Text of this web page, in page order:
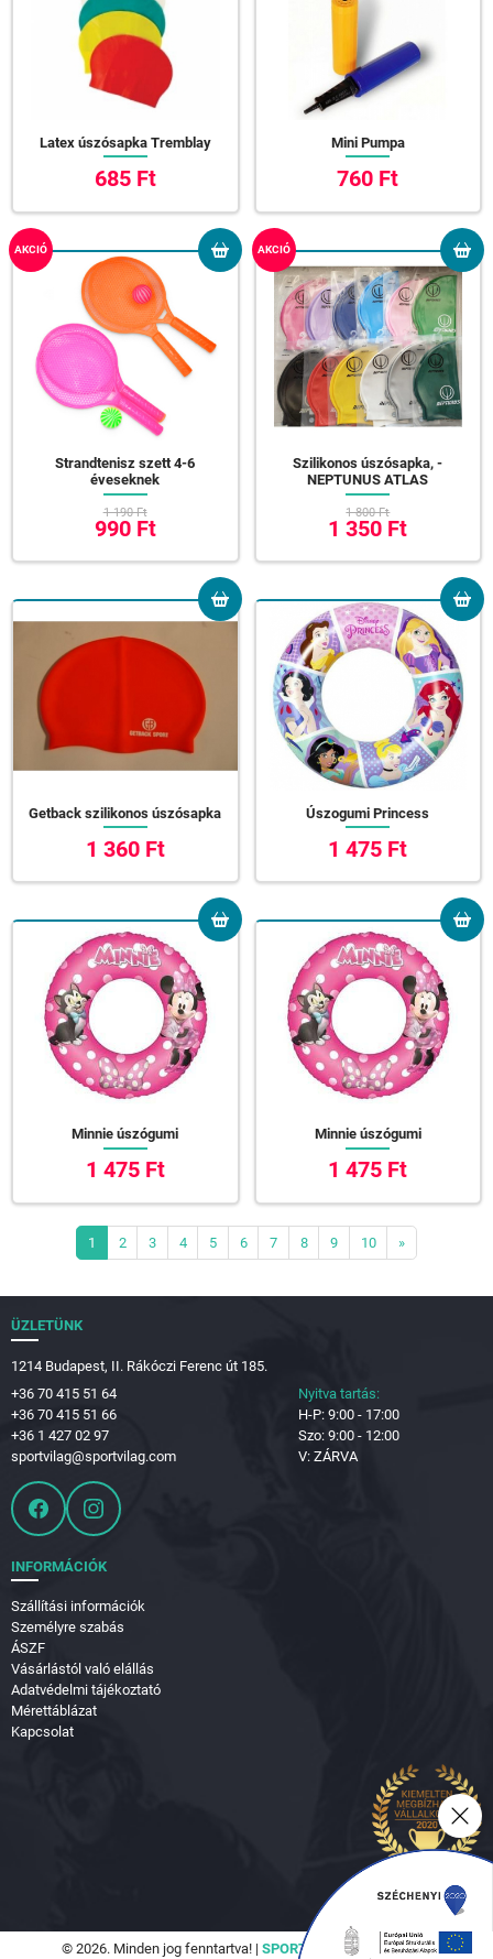
Latex úszósapka Tremblay
685 Ft
Mini Pumpa
760 Ft
AKCIÓ
Strandtenisz szett 4-6
éveseknek
1 190 Ft
990 Ft
AKCIÓ
Szilikonos úszósapka, -
NEPTUNUS ATLAS
1 800 Ft
1 350 Ft
Getback szilikonos úszósapka
1 360 Ft
Úszogumi Princess
1 475 Ft
Minnie úszógumi
1 475 Ft
Minnie úszógumi
1 475 Ft
1 2 3 4 5 6 7 8 9 10 »
ÜZLETÜNK
1214 Budapest, II. Rákóczi Ferenc út 185.
+36 70 415 51 64
+36 70 415 51 66
+36 1 427 02 97
sportvilag@sportvilag.com
Nyitva tartás:
H-P: 9:00 - 17:00
Szo: 9:00 - 12:00
V: ZÁRVA
INFORMÁCIÓK
Szállítási információk
Személyre szabás
ÁSZF
Vásárlástól való elállás
Adatvédelmi tájékoztató
Mérettáblázat
Kapcsolat
© 2026. Minden jog fenntartva! | SPORTVILÁG Hungary Kft.